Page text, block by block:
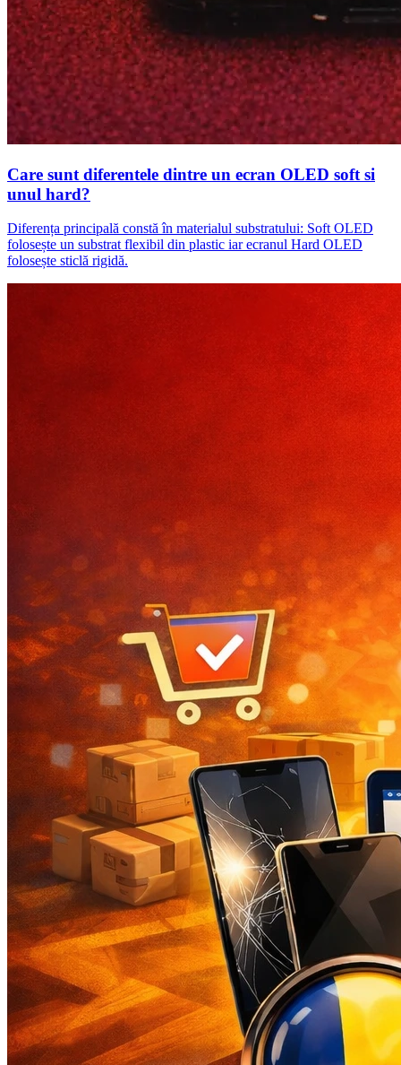
Care sunt diferentele dintre un ecran OLED soft si
unul hard?
Diferența principală constă în materialul substratului: Soft OLED
folosește un substrat flexibil din plastic iar ecranul Hard OLED
folosește sticlă rigidă.